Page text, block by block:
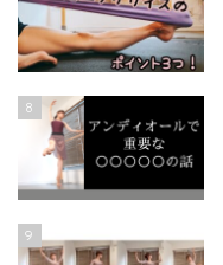
8
9